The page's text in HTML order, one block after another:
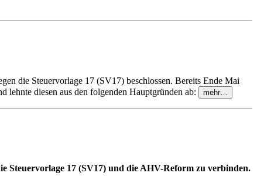
die Steuervorlage 17 (SV17) beschlossen. Bereits Ende Mai
lehnte diesen aus den folgenden Hauptgründen ab:
mehr…
Steuervorlage 17 (SV17) und die AHV-Reform zu verbinden.